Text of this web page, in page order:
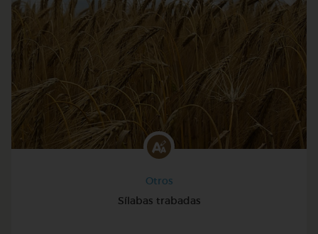
Otros
Sílabas trabadas